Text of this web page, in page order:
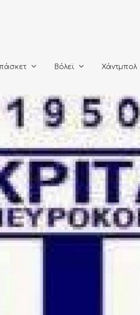
Βόλεϊ Χάντμπολ